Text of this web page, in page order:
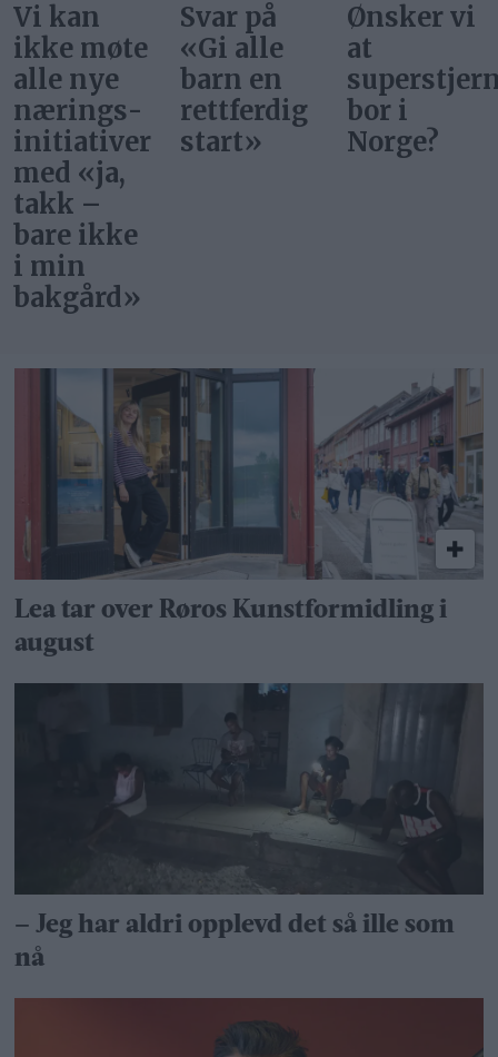
Svar på
«Gi alle
barn en
rettferdig
start»
Ønsker vi
at
superstjerner
bor i
Norge?
INP
trenger
lokallag
på Røros
og
Lea tar over Røros Kunstformidling i
august
– Jeg har aldri opplevd det så ille som
nå